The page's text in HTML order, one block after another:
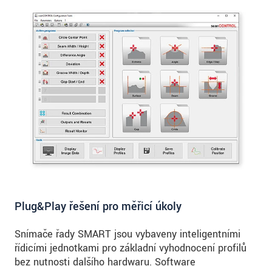
Plug&Play řešení pro měřicí úkoly
Snímače řady SMART jsou vybaveny inteligentními
řídicími jednotkami pro základní vyhodnocení profilů
bez nutnosti dalšího hardwaru. Software